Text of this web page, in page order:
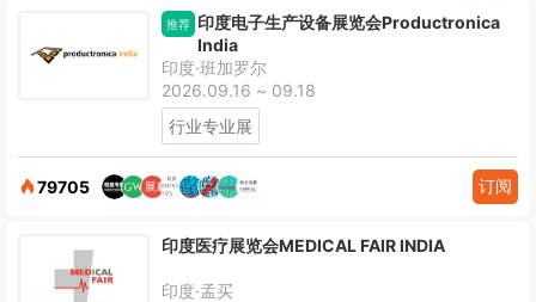
推荐 印度电子生产设备展览会Productronica
India
印度·班加罗尔
2026.09.16 ~ 09.18
行业专业展
79705 订阅
印度医疗展览会MEDICAL FAIR INDIA
印度·孟买